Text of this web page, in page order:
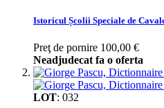
Istoricul Școlii Speciale de
Preţ de pornire 100,00 €
Neadjudecat fa o oferta
LOT: 032